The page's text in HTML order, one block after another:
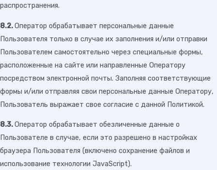
распространения.
8.2.Оператор обрабатывает персональные данные
Пользователя только в случае их заполнения и/или отправки
Пользователем самостоятельно через специальные формы,
расположенные на сайте или направленные Оператору
посредством электронной почты. Заполняя соответствующие
формы и/или отправляя свои персональные данные Оператору,
Пользователь выражает свое согласие с данной Политикой.
8.3.Оператор обрабатывает обезличенные данные о
Пользователе в случае, если это разрешено в настройках
браузера Пользователя (включено сохранение файлов и
использование технологии JavaScript).